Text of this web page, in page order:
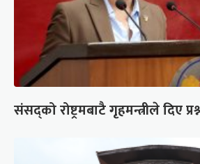
संसद्को रोष्ट्रमबाटै गृहमन्त्रीले दिए